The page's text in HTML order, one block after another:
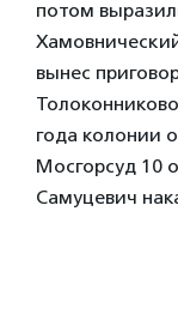
потом
вынес
года колонии
Мосгорсуд 10
Самуцевич